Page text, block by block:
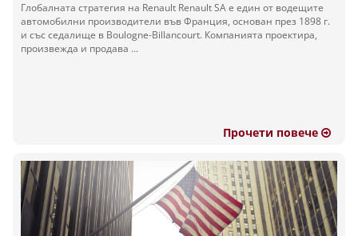
Глобалната стратегия на Renault Renault SA е един от водещите
автомобилни производители във Франция, основан през 1898 г.
и със седалище в Boulogne-Billancourt. Компанията проектира,
произвежда и продава ...
Прочети повече